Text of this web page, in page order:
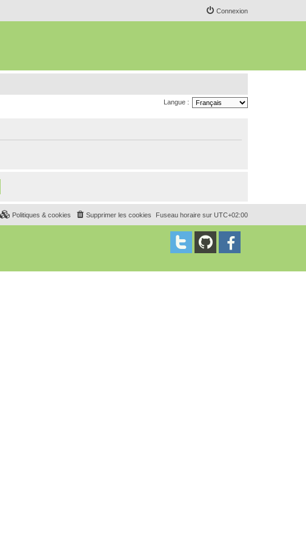
Connexion
Langue :
Fuseau horaire sur UTC+02:00
Supprimer les cookies
Politiques & cookies